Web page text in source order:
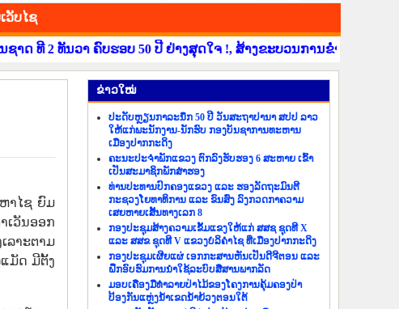
ວັບ​ໄຊ
2 ທັນວາ ຄົບຮອບ 50 ປີ ຢ່າງສຸດໃຈ !, ສ້າງຂະບວນການຂໍ່ານັບຮັບຕ້ອນ ວັນສ້
າ​ໄຊ ຍົມ​
ເວັນ​ອອກ
ລາະຕາມ
ແມັດ ມີຕັ້ງ​
​ຂ່າວ​ໃໝ່
ປະດັບຫຼຽນກາລະນຶກ 50 ປີ ວັນສະຖາປານາ ສປປ ລາວ
ໃຫ້ແກ່ພະນັກງານ-ນັກຮົບ ກອງບັນຊາການທະຫານ
ເມືອງປາກກະດິງ
ຄະນະປະຈຳພັກແຂວງ ຕົກລົງຮັບຮອງ 6 ສະຫາຍ ເຂົ້າ
ເປັນສະມາຊິກພັກສຳຮອງ
ທ່ານປະທານປົກຄອງແຂວງ ແລະ ຮອງລັດຖະມົນຕີ
ກະຊວງໂຍທາທິການ ແລະ ຂົນສົ່ງ ລົງກວດກາຄວາມ
ເສຍຫາຍເສັ້ນທາງເລກ 8
ກອງປະຊຸມສ້າງຄວາມເຂັ້ມແຂງໃຫ້ແກ່ ສສຊ ຊຸດທີ X
ແລະ ສສຂ ຊຸດທີ V ແຂວງບໍລິຄຳໄຊ ທີ່ເມືອງປາກກະດິງ
ກອງປະຊຸມເຜີຍແຜ່ ເອກກະສານຫັນເປັນດີຈີຕອນ ແລະ
ຝຶກອົບຮົມການນຳໃຊ້ລະບົບສື່ສານພາກລັດ
ມອບເຄື່ອງມືທຳລາຍປ່າໄມ້ຂອງໂຄງການຄຸ້ມຄອງປ່າ
ປ້ອງກັນແຫຼ່ງນ້ຳເຂດນ້ຳຍ້ວງຕອນໃຕ້